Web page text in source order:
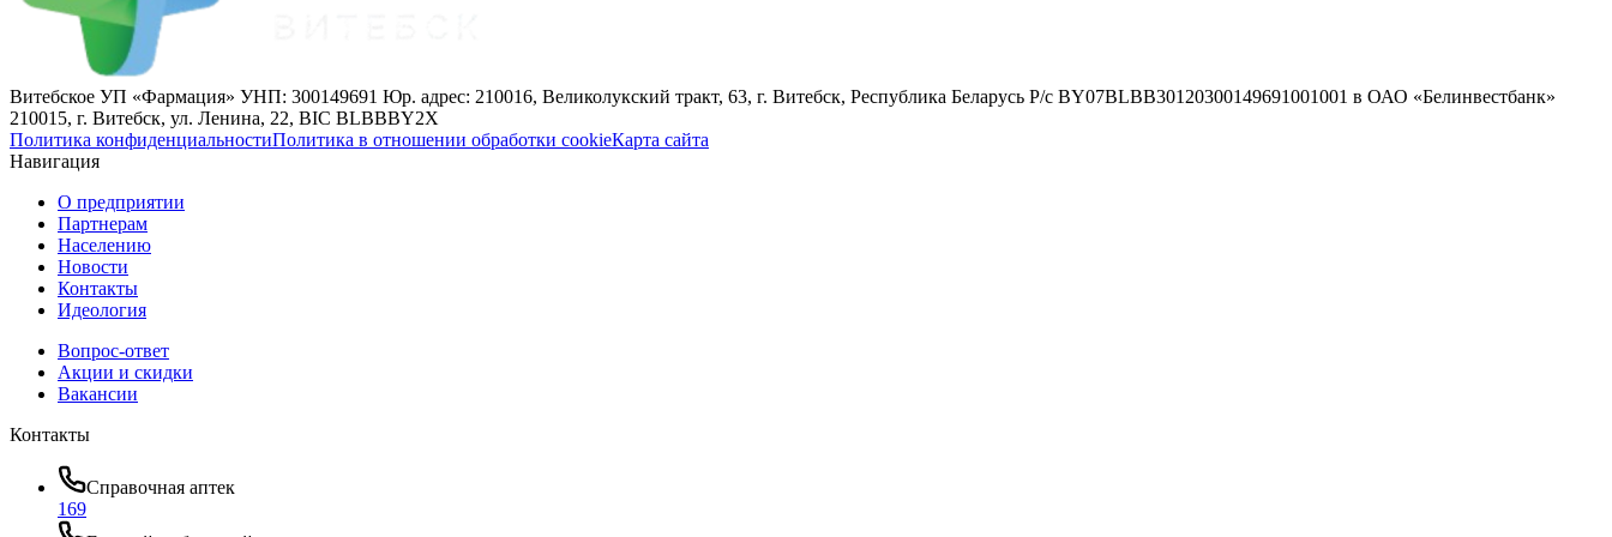
Витебское УП «Фармация» УНП: 300149691 Юр. адрес: 210016, Великолукский тракт, 63, г. Витебск, Республика Беларусь Р/с BY07BLBB30120300149691001001 в ОАО «Белинвестбанк»
210015, г. Витебск, ул. Ленина, 22, BIC BLBBBY2X
Политика конфиденциальностиПолитика в отношении обработки cookieКарта сайта
Навигация
О предприятии
Партнерам
Населению
Новости
Контакты
Идеология
Вопрос-ответ
Акции и скидки
Вакансии
Контакты
Справочная аптек
169